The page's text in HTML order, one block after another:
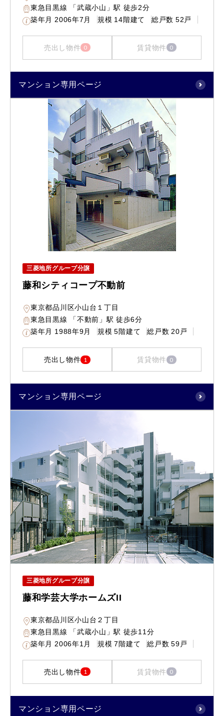
東急目黒線 「武蔵小山」駅 徒歩2分
築年月 2006年7月 規模 14階建て 総戸数 52戸
売出し物件 0 賃貸物件 0
マンション専用ページ
三菱地所グループ分譲
藤和シティコープ不動前
東京都品川区小山台１丁目
東急目黒線 「不動前」駅 徒歩6分
築年月 1988年9月 規模 5階建て 総戸数 20戸
売出し物件 1 賃貸物件 0
マンション専用ページ
三菱地所グループ分譲
藤和学芸大学ホームズII
東京都品川区小山台２丁目
東急目黒線 「武蔵小山」駅 徒歩11分
築年月 2006年1月 規模 7階建て 総戸数 59戸
売出し物件 1 賃貸物件 0
マンション専用ページ